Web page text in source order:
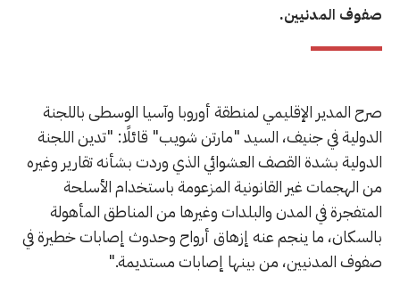
صفوف المدنيين.
صرح المدير الإقليمي لمنطقة أوروبا وآسيا الوسطى باللجنة
الدولية في جنيف، السيد "مارتن شويب" قائلًا: "تدين اللجنة
الدولية بشدة القصف العشوائي الذي وردت بشأنه تقارير وغيره
من الهجمات غير القانونية المزعومة باستخدام الأسلحة
المتفجرة في المدن والبلدات وغيرها من المناطق المأهولة
بالسكان، ما ينجم عنه إزهاق أرواح وحدوث إصابات خطيرة في
صفوف المدنيين، من بينها إصابات مستديمة."